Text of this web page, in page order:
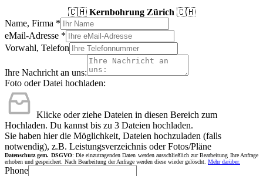
🇨🇭 Kernbohrung Zürich 🇨🇭
Name, Firma *
eMail-Adresse *
Vorwahl, Telefon
Ihre Nachricht an uns:
Foto oder Datei hochladen:
Klicke oder ziehe Dateien in diesen Bereich zum
Hochladen. Du kannst bis zu 3 Dateien hochladen.
Sie haben hier die Möglichkeit, Dateien hochzuladen (falls
notwendig), z.B. Leistungsverzeichnis oder Fotos/Pläne
Datenschutz gem. DSGVO: Die einzutragenden Daten werden ausschließlich zur Bearbeitung Ihre Anfrage
erhoben und gespeichert. Nach Bearbeitung der Anfrage werden diese wieder gelöscht. Mehr darüber.
Phone